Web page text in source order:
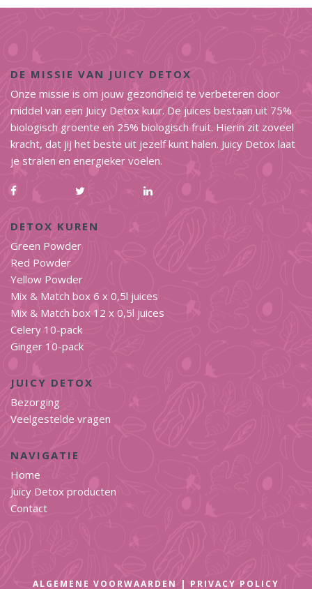
DE MISSIE VAN JUICY DETOX
Onze missie is om jouw gezondheid te verbeteren door
middel van een Juicy Detox kuur. De juices bestaan uit 75%
biologisch groente en 25% biologisch fruit. Hierin zit zoveel
kracht, dat jij het beste uit jezelf kunt halen. Juicy Detox laat
je stralen en energieker voelen.
DETOX KUREN
Green Powder
Red Powder
Yellow Powder
Mix & Match box 6 x 0,5l juices
Mix & Match box 12 x 0,5l juices
Celery 10-pack
Ginger 10-pack
JUICY DETOX
Bezorging
Veelgestelde vragen
NAVIGATIE
Home
Juicy Detox producten
Contact
ALGEMENE VOORWAARDEN | PRIVACY POLICY